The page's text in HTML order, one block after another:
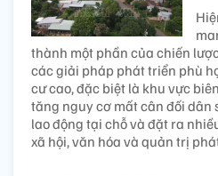
thành một phần của chiến
các giải pháp phát triển phù
cư cao, đặc biệt là khu vực
tăng nguy cơ mất cân đối dân
lao động tại chỗ và đặt ra
xã hội, văn hóa và quản trị